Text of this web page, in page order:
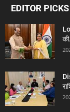
EDITOR PICKS